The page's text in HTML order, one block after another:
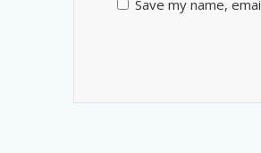
Save my name,